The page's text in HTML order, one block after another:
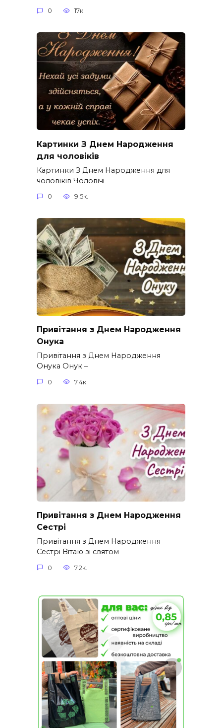
0 17к.
Картинки З Днем Народження
для чоловіків​
Картинки З Днем Народження для
чоловіків​ Чоловічі
0 9.5к.
Привітання з Днем Народження
Онука
Привітання з Днем Народження
Онука Онук –
0 7.4к.
Привітання з Днем Народження
Сестрі
Привітання з Днем Народження
Сестрі Вітаю зі святом
0 7.2к.